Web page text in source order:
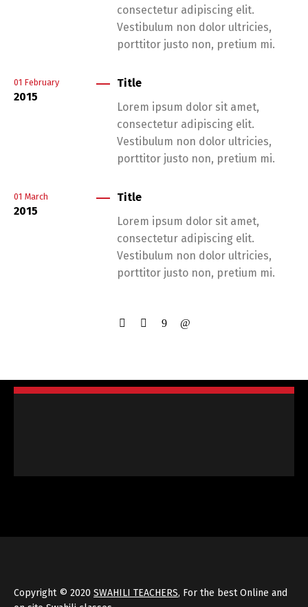
consectetur adipiscing elit.
Vestibulum non dolor ultricies,
porttitor justo non, pretium mi.
01 February
2015
Title
Lorem ipsum dolor sit amet,
consectetur adipiscing elit.
Vestibulum non dolor ultricies,
porttitor justo non, pretium mi.
01 March
2015
Title
Lorem ipsum dolor sit amet,
consectetur adipiscing elit.
Vestibulum non dolor ultricies,
porttitor justo non, pretium mi.
Copyright © 2020 SWAHILI TEACHERS, For the best Online and